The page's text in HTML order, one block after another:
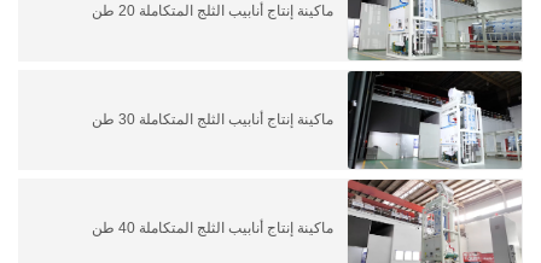
ماكينة إنتاج أنابيب الثلج المتكاملة 20 طن
ماكينة إنتاج أنابيب الثلج المتكاملة 30 طن
ماكينة إنتاج أنابيب الثلج المتكاملة 40 طن